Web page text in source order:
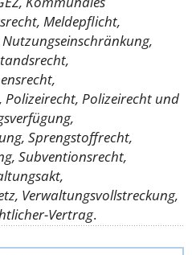
Meldepflicht,
Polizeirecht und
Sprengstoffrecht,
Subventionsrecht,
Verwaltungsvollstreckung,
Vertrag.